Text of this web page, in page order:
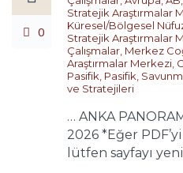
0
Stratejik Araştırmalar
Küresel/Bölgesel
Stratejik Araştırmalar
Çalışmalar, Merkez
Araştırmalar Merkezi,
Pasifik, Pasifik,
ve Stratejileri
… ANKA
2026 *Eğer
lütfen sayfayı